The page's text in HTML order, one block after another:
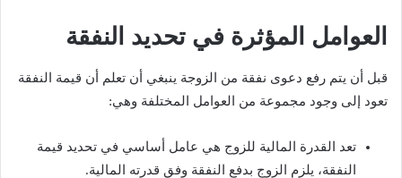
العوامل المؤثرة في تحديد النفقة
قبل أن يتم رفع دعوى نفقة من الزوجة ينبغي أن تعلم أن قيمة النفقة
تعود إلى وجود مجموعة من العوامل المختلفة وهي:
تعد القدرة المالية للزوج هي عامل أساسي في تحديد قيمة
النفقة، يلزم الزوج بدفع النفقة وفق قدرته المالية.